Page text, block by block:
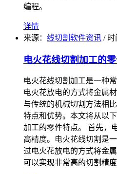
编程。
详情
来源： 线切割软件资讯 / 时
电火花线切割加工的
电火花线切割加工是一种
电火花放电的方式将金属
与传统的机械切割方法相
特点和优势。本文将从以
加工的零件特点。 首先，
高精度。电火花线切割是
过电火花放电的方式将金
可以实现非常高的切割精